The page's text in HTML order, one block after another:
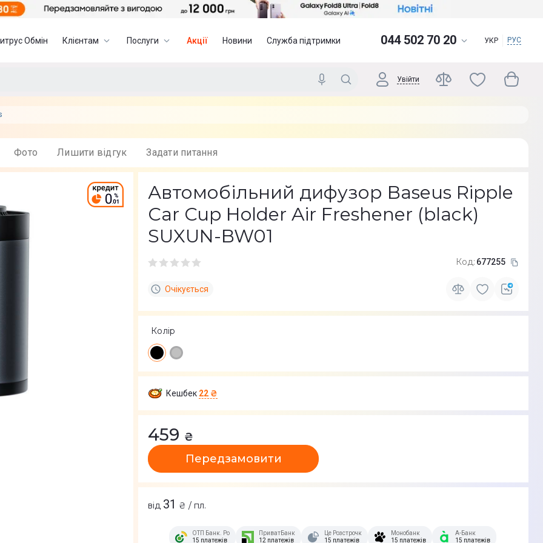
Обмін Клієнтам Послуги Акції Новини Служба підтримки 044 502 70 20 УКР РУС
Увійти
Фото Лишити вiдгук Задати питання
Автомобільний дифузор Baseus Ripple
Car Cup Holder Air Freshener (black)
SUXUN-BW01
Код: 677255
Очікується
Колір
Кешбек 22 ₴
459 ₴
Передзамовити
від 31 ₴ / пл.
ОТП Банк. Розстрочка Скибочка.
15 платежів
ПриватБанк
12 платежів
Це Розстрочка
15 платежів
Монобанк
15 платежів
А-Банк
15 платежів